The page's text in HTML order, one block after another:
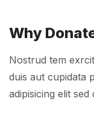
Why
Nostrud tem
duis aut cupidata
adipisicing elit